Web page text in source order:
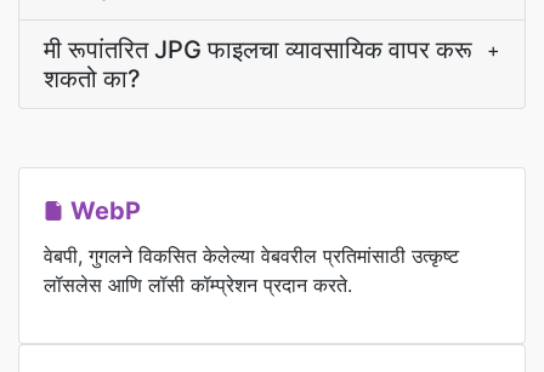
मी रूपांतरित JPG फाइलचा व्यावसायिक वापर करू
शकतो का?
+
WebP
वेबपी, गुगलने विकसित केलेल्या वेबवरील प्रतिमांसाठी उत्कृष्ट
लॉसलेस आणि लॉसी कॉम्प्रेशन प्रदान करते.